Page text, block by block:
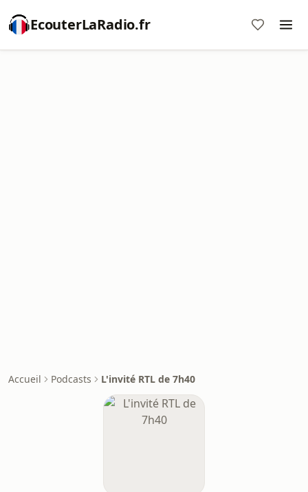
EcouterLaRadio.fr
Accueil Podcasts L'invité RTL de 7h40